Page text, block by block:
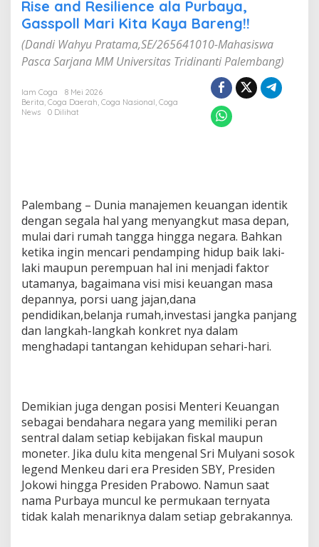
a
n
d
R
e
l
a
P
u
b
a
y
a
,
G
a
s
l
M
a
r
K
i
t
a
Rise and Resilience ala Purbaya,
Gasspoll Mari Kita Kaya Bareng!!
(Dandi Wahyu Pratama,SE/265641010-Mahasiswa
Pasca Sarjana MM Universitas Tridinanti Palembang)
Iam Coga
8 Mei 2026
Berita Coga Daerah Coga Nasional Coga
News
0 Dilihat
Palembang – Dunia manajemen keuangan identik
dengan segala hal yang menyangkut masa depan,
mulai dari rumah tangga hingga negara. Bahkan
ketika ingin mencari pendamping hidup baik laki-
laki maupun perempuan hal ini menjadi faktor
utamanya, bagaimana visi misi keuangan masa
depannya, porsi uang jajan,dana
pendidikan,belanja rumah,investasi jangka panjang
dan langkah-langkah konkret nya dalam
menghadapi tantangan kehidupan sehari-hari.
Demikian juga dengan posisi Menteri Keuangan
sebagai bendahara negara yang memiliki peran
sentral dalam setiap kebijakan fiskal maupun
moneter. Jika dulu kita mengenal Sri Mulyani sosok
legend Menkeu dari era Presiden SBY, Presiden
Jokowi hingga Presiden Prabowo. Namun saat
nama Purbaya muncul ke permukaan ternyata
tidak kalah menariknya dalam setiap gebrakannya.